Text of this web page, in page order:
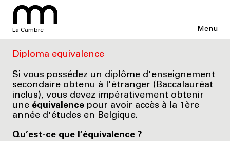
La Cambre Menu
Diploma equivalence
Si vous possédez un diplôme d'enseignement
secondaire obtenu à l'étranger (Baccalauréat
inclus), vous devez impérativement obtenir
une équivalence pour avoir accès à la 1ère
année d'études en Belgique.
Qu’est-ce que l’équivalence ?